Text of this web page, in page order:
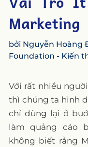
Marketing
bởi Nguyễn Hoàng
Foundation - Kiến
Với rất nhiều
thì chúng ta hình
chỉ dùng lại ở
làm quảng cáo
không biết rằng